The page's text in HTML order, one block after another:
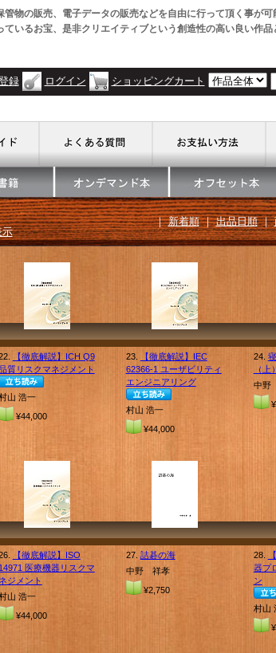
物の販売、電子データの販売などを自由に行って頂く事が可
いるお宝、是非クリエイティブという創造性の高い良い作品
録 ログイン ショッピングカート
示
｜新着順｜出品日順｜
【徹底解説】ICH Q9
質リスクマネジメント
山 浩一
¥44,000
23.
【徹底解説】IEC
62366-1 ユーザビリティ
エンジニアリング
村山 浩一
¥44,000
24.
（
中野
【徹底解説】ISO
14971 医療機器リスクマ
ジメント
山 浩一
¥44,000
27. 詰碁の海
中野 祥孝
¥2,750
28.
器プ
ン
村山